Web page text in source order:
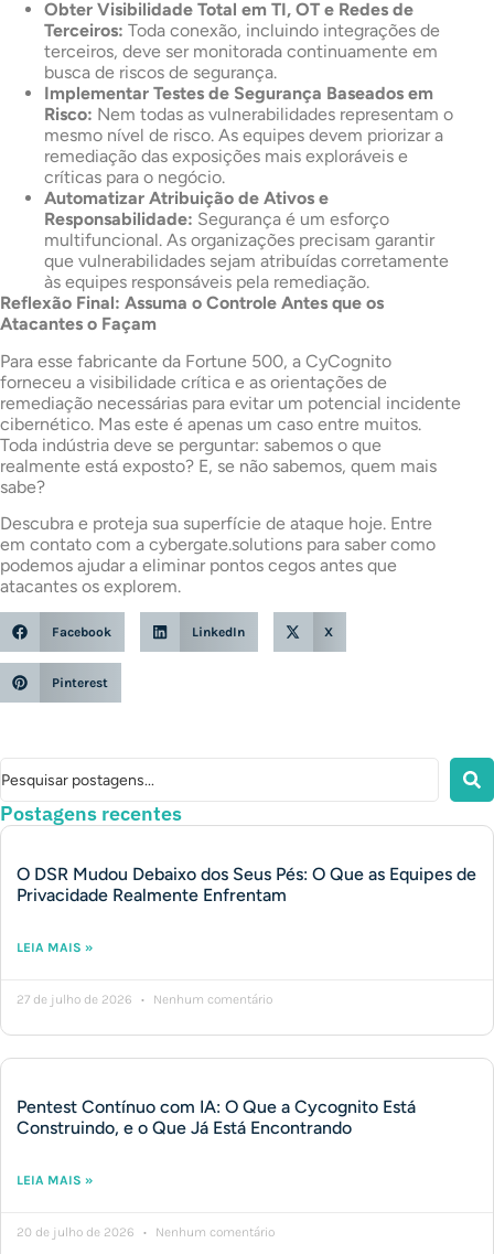
Obter Visibilidade Total em TI, OT e Redes de
Terceiros: Toda conexão, incluindo integrações de
terceiros, deve ser monitorada continuamente em
busca de riscos de segurança.
Implementar Testes de Segurança Baseados em
Risco: Nem todas as vulnerabilidades representam o
mesmo nível de risco. As equipes devem priorizar a
remediação das exposições mais exploráveis e
críticas para o negócio.
Automatizar Atribuição de Ativos e
Responsabilidade: Segurança é um esforço
multifuncional. As organizações precisam garantir
que vulnerabilidades sejam atribuídas corretamente
às equipes responsáveis pela remediação.
Reflexão Final: Assuma o Controle Antes que os
Atacantes o Façam
Para esse fabricante da Fortune 500, a CyCognito
forneceu a visibilidade crítica e as orientações de
remediação necessárias para evitar um potencial incidente
cibernético. Mas este é apenas um caso entre muitos.
Toda indústria deve se perguntar: sabemos o que
realmente está exposto? E, se não sabemos, quem mais
sabe?
Descubra e proteja sua superfície de ataque hoje. Entre
em contato com a cybergate.solutions para saber como
podemos ajudar a eliminar pontos cegos antes que
atacantes os explorem.
Facebook LinkedIn X
Pinterest
Postagens recentes
O DSR Mudou Debaixo dos Seus Pés: O Que as Equipes de
Privacidade Realmente Enfrentam
LEIA MAIS »
27 de julho de 2026 Nenhum comentário
Pentest Contínuo com IA: O Que a Cycognito Está
Construindo, e o Que Já Está Encontrando
LEIA MAIS »
20 de julho de 2026 Nenhum comentário